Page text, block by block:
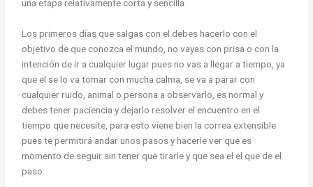
una etapa relativamente corta y sencilla.
Los primeros días que salgas con el debes hacerlo con el
objetivo de que conozca el mundo, no vayas con prisa o con la
intención de ir a cualquier lugar pues no vas a llegar a tiempo, ya
que el se lo va tomar con mucha calma, se va a parar con
cualquier ruido, animal o persona a observarlo, es normal y
debes tener paciencia y dejarlo resolver el encuentro en el
tiempo que necesite, para esto viene bien la correa extensible
pues te permitirá andar unos pasos y hacerle ver que es
momento de seguir sin tener que tirarle y que sea el el que de el
paso.